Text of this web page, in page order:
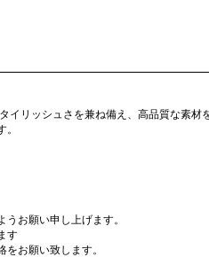
リッシュさを兼ね備え、高品質な素材
お願い申し上げます。
す
お願い致します。